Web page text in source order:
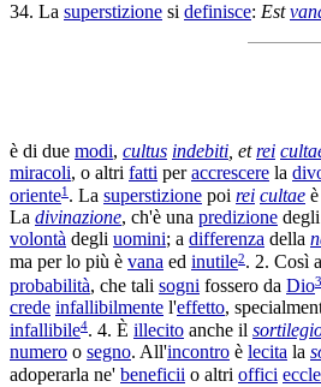
34. La superstizione si definisce: Est
è di due modi, cultus indebiti , etrei
miracoli, o altri fatti peraccrescere la
oriente1 . La superstizione poi rei cultae
La divinazione, ch'è una predizione degli
volontà degli uomini; a differenza della
ma per lo più è vana ed inutile2. 2. Così
probabilità, che tali sogni fossero da Dio3
crede infallibilmente l'effetto,
infallibile4. 4. È illecito anche il
numero o segno. All'incontro è lecita la
adoperarla ne' beneficii o altri offici